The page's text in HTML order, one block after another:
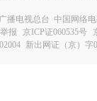
播电视总台 中国网络
报
京ICP证060535号
新出网证（京）